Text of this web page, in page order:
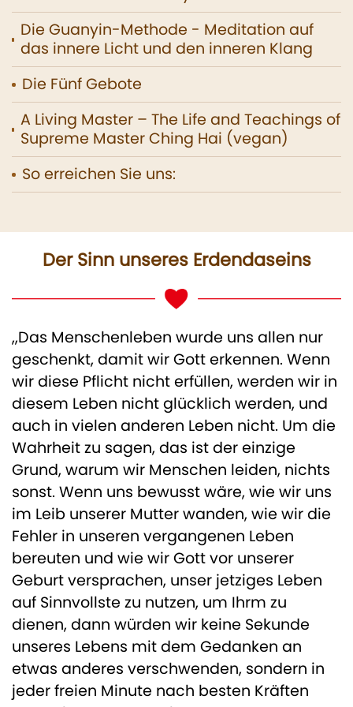
Die Guanyin-Methode - Meditation auf
das innere Licht und den inneren Klang
Die Fünf Gebote
A Living Master – The Life and Teachings of
Supreme Master Ching Hai (vegan)
So erreichen Sie uns:
Der Sinn unseres Erdendaseins
,,Das Menschenleben wurde uns allen nur
geschenkt, damit wir Gott erkennen. Wenn
wir diese Pflicht nicht erfüllen, werden wir in
diesem Leben nicht glücklich werden, und
auch in vielen anderen Leben nicht. Um die
Wahrheit zu sagen, das ist der einzige
Grund, warum wir Menschen leiden, nichts
sonst. Wenn uns bewusst wäre, wie wir uns
im Leib unserer Mutter wanden, wie wir die
Fehler in unseren vergangenen Leben
bereuten und wie wir Gott vor unserer
Geburt versprachen, unser jetziges Leben
auf Sinnvollste zu nutzen, um Ihrm zu
dienen, dann würden wir keine Sekunde
unseres Lebens mit dem Gedanken an
etwas anderes verschwenden, sondern in
jeder freien Minute nach besten Kräften